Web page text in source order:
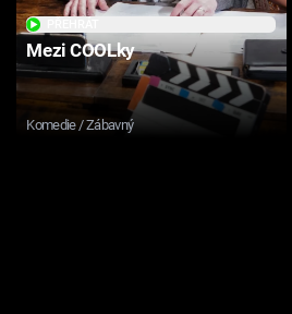
Mezi COOLky
Komedie / Zábavný